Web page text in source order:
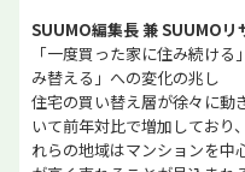
SUUMO編集長 兼 SUUMOリ
「一度買った家に住み続け
み替える」への変化の兆し
住宅の買い替え層が徐々に動
いて前年対比で増加しており
れらの地域はマンションを中